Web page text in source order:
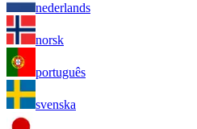
nederlands
norsk
português
svenska